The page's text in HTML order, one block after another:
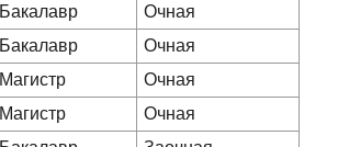
Бакалавр
Очная
Бакалавр
Очная
Магистр
Очная
Магистр
Очная